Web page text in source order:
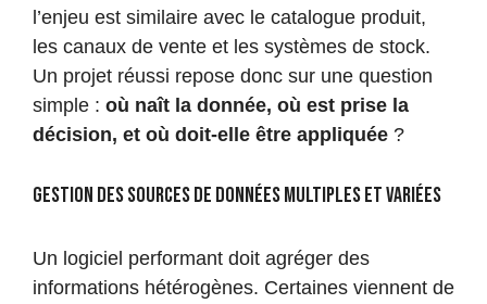
l’enjeu est similaire avec le catalogue produit,
les canaux de vente et les systèmes de stock.
Un projet réussi repose donc sur une question
simple : où naît la donnée, où est prise la
décision, et où doit-elle être appliquée ?
Gestion des sources de données multiples et variées
Un logiciel performant doit agréger des
informations hétérogènes. Certaines viennent de